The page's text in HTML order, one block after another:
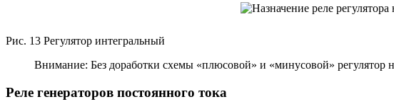
Рис. 13 Регулятор интегральный
Внимание: Без доработки схемы «плюсовой» и «минусовой»
Реле генераторов постоянного тока